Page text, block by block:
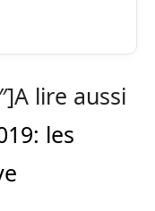
lire aussi
les